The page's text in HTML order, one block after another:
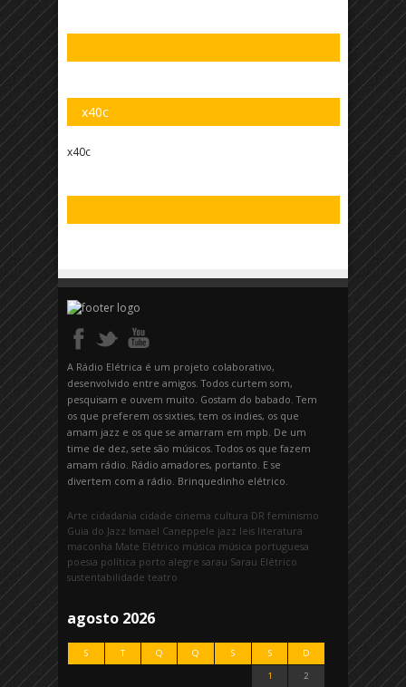
x40c
x40c
A Rádio Elétrica é um projeto colaborativo,
desenvolvido entre amigos. Todos curtem som,
pesquisam e ouvem muito. Gostam do babado. Tem
os que preferem os sixties, tem os indies, os que
amam jazz e os que se amarram em mpb. De um
time de dez, sete são músicos. Todos os que fazem
amam rádio. Rádio amadores, portanto. E se
divertem com a rádio. Brinquedinho elétrico.
Arte cidadania cidade cinema cultura DR feminismo
Guia do Jazz Ismael Caneppele jazz leis literatura
maconha Mate Elétrico música música portuguesa
poesia política porto alegre sarau Sarau Elétrico
sustentabilidade teatro
agosto 2026
S T Q Q S S
D
1
2